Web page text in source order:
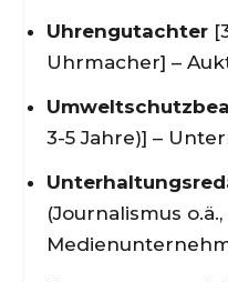
Uhrengutachter
Uhrmacher] –
3-5 Jahre)] –
(Journalismus